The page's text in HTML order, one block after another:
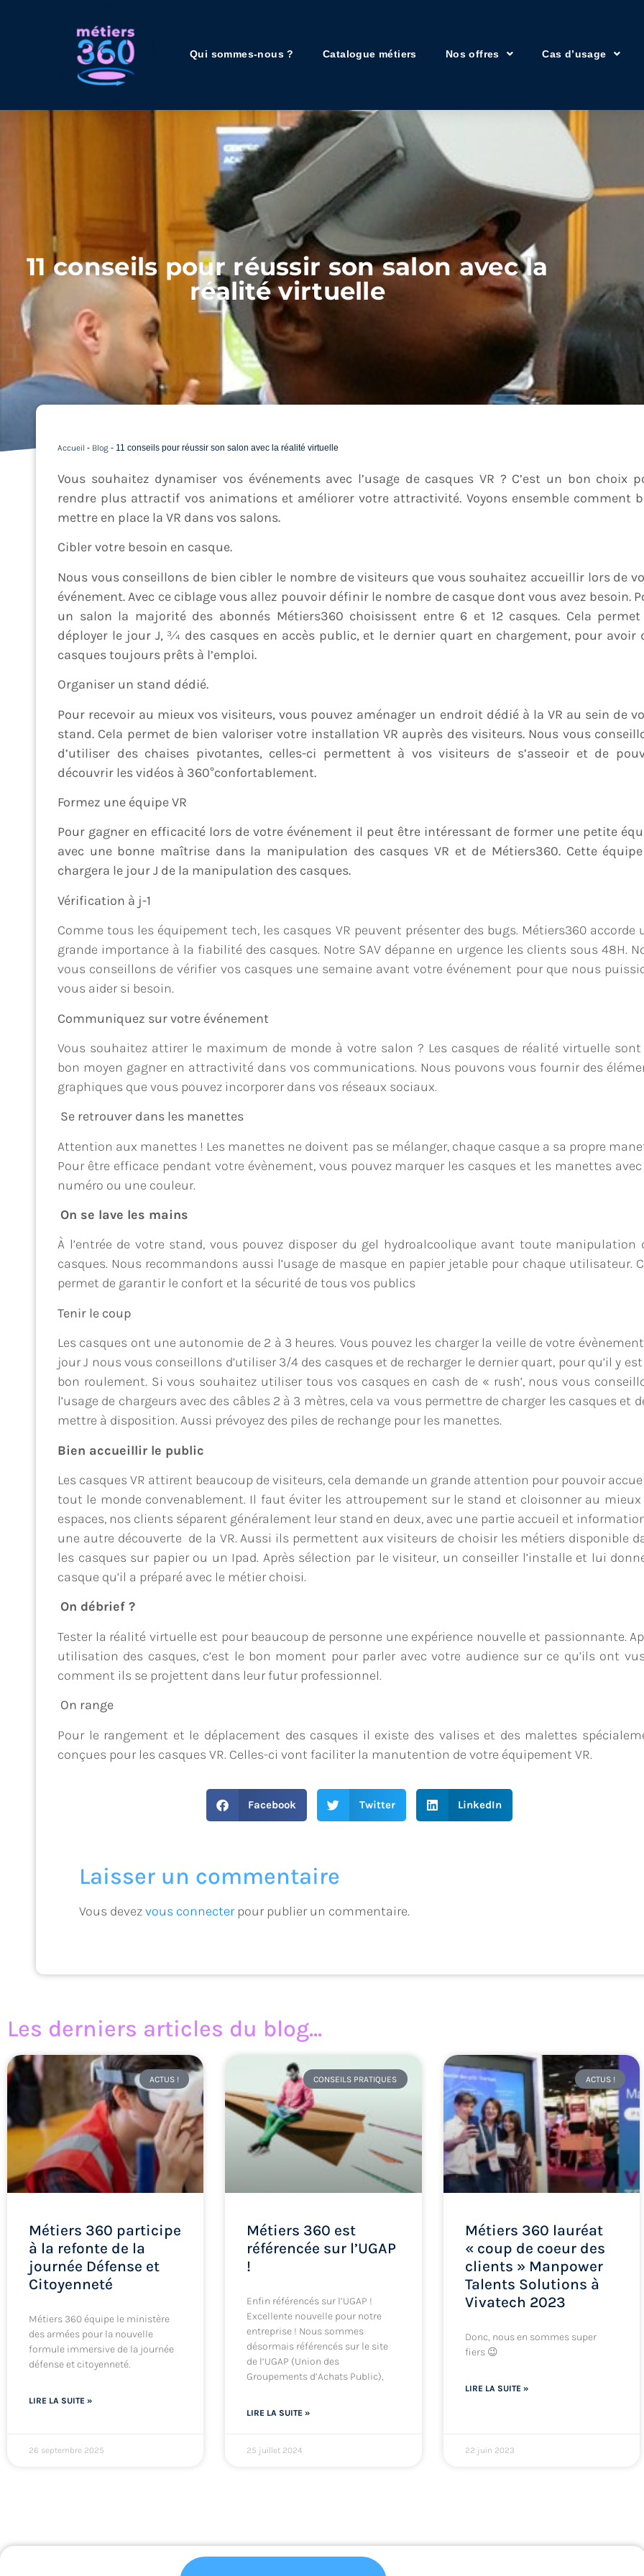
Qui sommes-nous ? Catalogue métiers Nos offres Cas d’usage
11 conseils pour réussir son salon avec la
réalité virtuelle
Accueil - Blog - 11 conseils pour réussir son salon avec la réalité virtuelle
Vous souhaitez dynamiser vos événements avec l’usage de casques VR ? C’est un bon choix
rendre plus attractif vos animations et améliorer votre attractivité. Voyons ensemble comment
mettre en place la VR dans vos salons.
Cibler votre besoin en casque.
Nous vous conseillons de bien cibler le nombre de visiteurs que vous souhaitez accueillir lors de
événement. Avec ce ciblage vous allez pouvoir définir le nombre de casque dont vous avez besoin.
un salon la majorité des abonnés Métiers360 choisissent entre 6 et 12 casques. Cela
déployer le jour J, ¾ des casques en accès public, et le dernier quart en chargement, pour avoir
casques toujours prêts à l’emploi.
Organiser un stand dédié.
Pour recevoir au mieux vos visiteurs, vous pouvez aménager un endroit dédié à la VR au sein de
stand. Cela permet de bien valoriser votre installation VR auprès des visiteurs. Nous vous
d’utiliser des chaises pivotantes, celles-ci permettent à vos visiteurs de s’asseoir et de
découvrir les vidéos à 360°confortablement.
Formez une équipe VR
Pour gagner en efficacité lors de votre événement il peut être intéressant de former une petite
avec une bonne maîtrise dans la manipulation des casques VR et de Métiers360. Cette
chargera le jour J de la manipulation des casques.
Vérification à j-1
Comme tous les équipement tech, les casques VR peuvent présenter des bugs. Métiers360 accorde
grande importance à la fiabilité des casques. Notre SAV dépanne en urgence les clients sous 48H.
vous conseillons de vérifier vos casques une semaine avant votre événement pour que nous
vous aider si besoin.
Communiquez sur votre événement
Vous souhaitez attirer le maximum de monde à votre salon ? Les casques de réalité virtuelle sont
bon moyen gagner en attractivité dans vos communications. Nous pouvons vous fournir des
graphiques que vous pouvez incorporer dans vos réseaux sociaux.
Se retrouver dans les manettes
Attention aux manettes ! Les manettes ne doivent pas se mélanger, chaque casque a sa propre
Pour être efficace pendant votre évènement, vous pouvez marquer les casques et les manettes
numéro ou une couleur.
On se lave les mains
À l’entrée de votre stand, vous pouvez disposer du gel hydroalcoolique avant toute manipulation
casques. Nous recommandons aussi l’usage de masque en papier jetable pour chaque utilisateur.
permet de garantir le confort et la sécurité de tous vos publics
Tenir le coup
Les casques ont une autonomie de 2 à 3 heures. Vous pouvez les charger la veille de votre
jour J nous vous conseillons d’utiliser 3/4 des casques et de recharger le dernier quart, pour qu’il y
bon roulement. Si vous souhaitez utiliser tous vos casques en cash de « rush’, nous vous
l’usage de chargeurs avec des câbles 2 à 3 mètres, cela va vous permettre de charger les casques et
mettre à disposition. Aussi prévoyez des piles de rechange pour les manettes.
Bien accueillir le public
Les casques VR attirent beaucoup de visiteurs, cela demande un grande attention pour pouvoir
tout le monde convenablement. Il faut éviter les attroupement sur le stand et cloisonner au mieux
espaces, nos clients séparent généralement leur stand en deux, avec une partie accueil et
une autre découverte de la VR. Aussi ils permettent aux visiteurs de choisir les métiers disponible
les casques sur papier ou un Ipad. Après sélection par le visiteur, un conseiller l’installe et lui
casque qu’il a préparé avec le métier choisi.
On débrief ?
Tester la réalité virtuelle est pour beaucoup de personne une expérience nouvelle et passionnante.
utilisation des casques, c’est le bon moment pour parler avec votre audience sur ce qu’ils ont
comment ils se projettent dans leur futur professionnel.
On range
Pour le rangement et le déplacement des casques il existe des valises et des malettes
conçues pour les casques VR. Celles-ci vont faciliter la manutention de votre équipement VR.
Facebook Twitter LinkedIn
Laisser un commentaire
Vous devezvous connecterpour publier un commentaire.
Les derniers articles du blog...
ACTUS !
Métiers 360 participe
à la refonte de la
journée Défense et
Citoyenneté
Métiers 360 équipe le ministère
des armées pour la nouvelle
formule immersive de la journée
défense et citoyenneté.
LIRE LA SUITE »
26 septembre 2025
CONSEILS PRATIQUES
Métiers 360 est
référencée sur l’UGAP
!
Enfin référencés sur l’UGAP !
Excellente nouvelle pour notre
entreprise ! Nous sommes
désormais référencés sur le site
de l’UGAP (Union des
Groupements d’Achats Public),
LIRE LA SUITE »
25 juillet 2024
ACTUS !
Métiers 360 lauréat
« coup de coeur des
clients » Manpower
Talents Solutions à
Vivatech 2023
Donc, nous en sommes super
fiers 😉
LIRE LA SUITE »
22 juin 2023